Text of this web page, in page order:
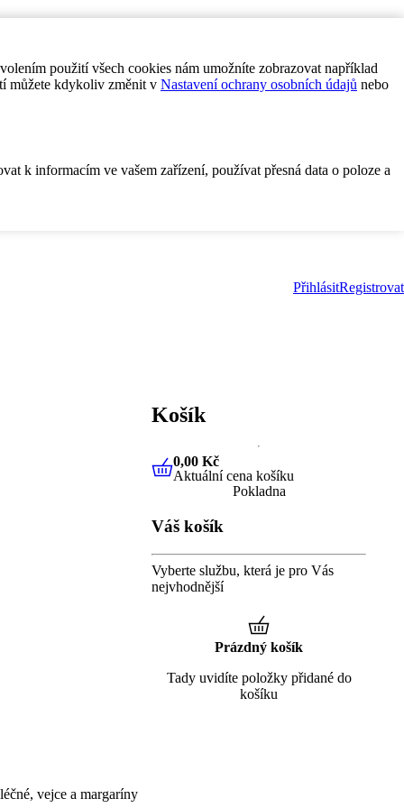
použití všech cookies nám umožníte zobrazovat například
můžete kdykoliv změnit v Nastavení ochrany osobních údajů nebo
k informacím ve vašem zařízení, používat přesná data o poloze a
PřihlásitRegistrovat
vejce a margaríny
Košík
0,00 KčAktuální cena košíku
0,00 Kč
Aktuální cena košíku
Pokladna
Váš košík
Vyberte službu, která je pro Vás
nejvhodnější
Prázdný košík
Tady uvidíte položky přidané do
košíku